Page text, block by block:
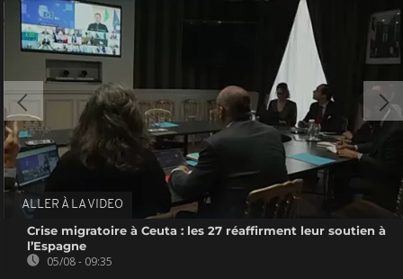
ALLER À LA VIDEO
Crise migratoire à Ceuta : les 27 réaffirment leur soutien à
l’Espagne
05/08 - 09:35